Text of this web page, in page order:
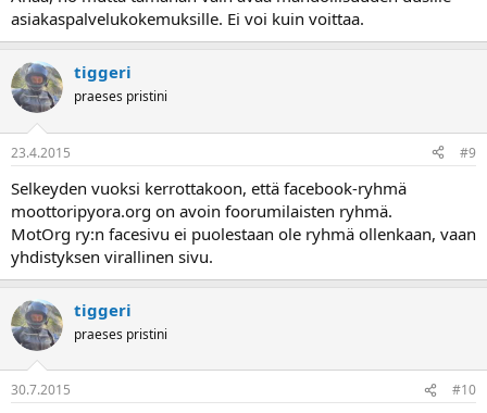
asiakaspalvelukokemuksille. Ei voi kuin voittaa.
tiggeri
praeses pristini
23.4.2015 #9
Selkeyden vuoksi kerrottakoon, että facebook-ryhmä
moottoripyora.org on avoin foorumilaisten ryhmä.
MotOrg ry:n facesivu ei puolestaan ole ryhmä ollenkaan, vaan
yhdistyksen virallinen sivu.
tiggeri
praeses pristini
30.7.2015 #10